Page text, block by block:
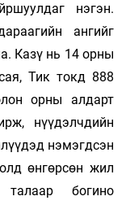
нэгэн.
ангийг
Казү нь 14 орны
Тик токд 888
орны алдарт
нүүдэлчдийн
нэмэгдсэн
өнгөрсөн жил
богино